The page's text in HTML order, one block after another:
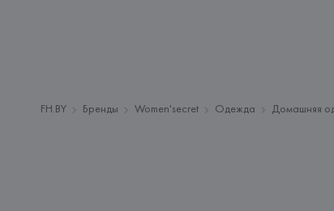
FH.BY Бренды Women'secret Одежда Домашняя